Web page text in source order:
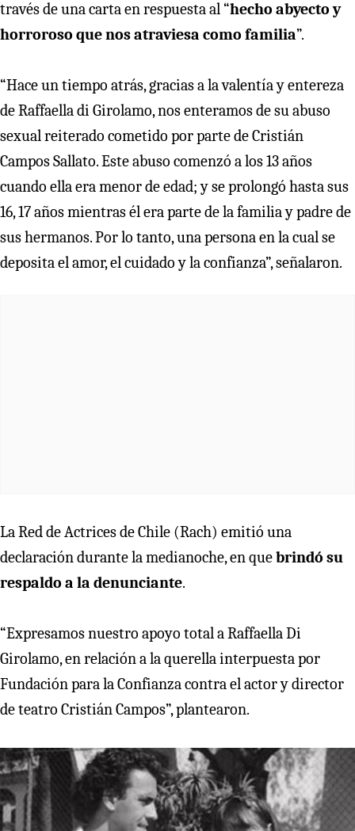
través de una carta en respuesta al “hecho abyecto y
horroroso que nos atraviesa como familia”.
“Hace un tiempo atrás, gracias a la valentía y entereza
de Raffaella di Girolamo, nos enteramos de su abuso
sexual reiterado cometido por parte de Cristián
Campos Sallato. Este abuso comenzó a los 13 años
cuando ella era menor de edad; y se prolongó hasta sus
16, 17 años mientras él era parte de la familia y padre de
sus hermanos. Por lo tanto, una persona en la cual se
deposita el amor, el cuidado y la confianza”, señalaron.
La Red de Actrices de Chile (Rach) emitió una
declaración durante la medianoche, en quebrindó su
respaldo a la denunciante.
“Expresamos nuestro apoyo total a Raffaella Di
Girolamo, en relación a la querella interpuesta por
Fundación para la Confianza contra el actor y director
de teatro Cristián Campos”, plantearon.